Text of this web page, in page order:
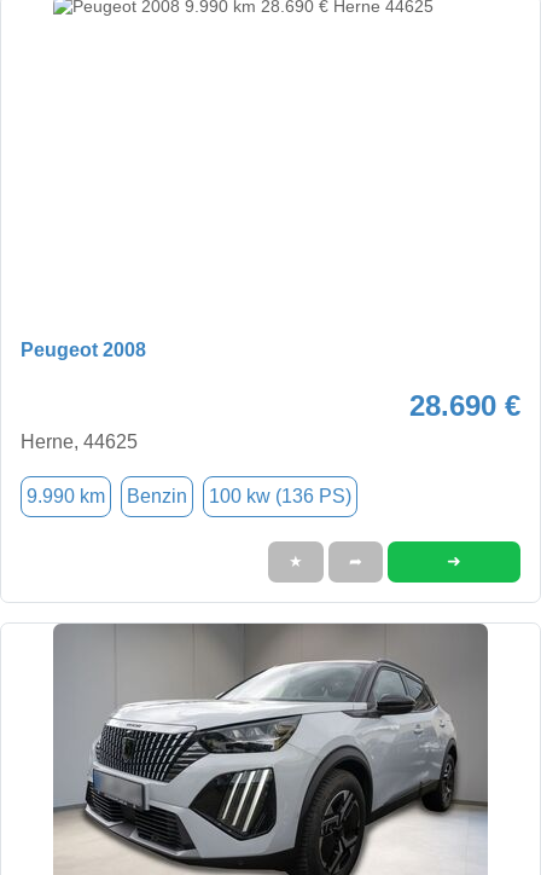
Peugeot 2008
28.690 €
Herne, 44625
9.990 km Benzin 100 kw (136 PS)
★ ➦ ➜